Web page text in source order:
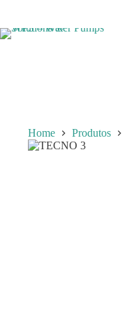
content
Home Produtos